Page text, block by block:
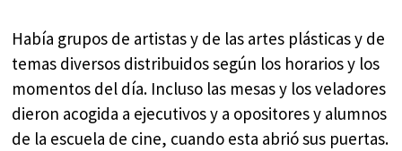
Había grupos de artistas y de las artes plásticas y de
temas diversos distribuidos según los horarios y los
momentos del día. Incluso las mesas y los veladores
dieron acogida a ejecutivos y a opositores y alumnos
de la escuela de cine, cuando esta abrió sus puertas.